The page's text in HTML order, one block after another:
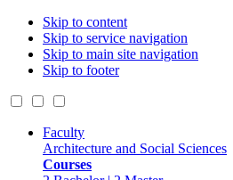
Skip to content
Skip to service navigation
Skip to main site navigation
Skip to footer
Faculty
Architecture and Social Sciences
Courses